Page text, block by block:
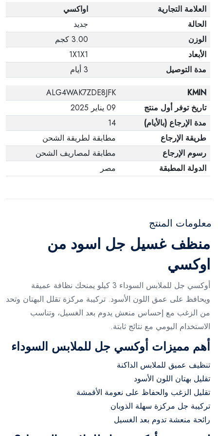
العلامة التجارية
اواكسي
الحالة
جديد
الوزن
3.00 كجم
الأبعاد
1X1X1
مدة التوصيل
3 أيام
KMIN
ALG4WAK7ZDE8JFK
تاريخ توفر أول منتج
09 يناير 2025
مدة الإرجاع (بالأيام)
14
طريقة الإرجاع
مطابقة لطريقة الشحن
رسوم الإرجاع
مطابقة لمصاريف الشحن
الدولة المطبقة
مصر
معلومات المنتج
منظف غسيل جل اسود من
اوكسي
أوكسي جل للملابس السوداء 3 كيلو يمنحك نظافة عميقة
ويحافظ على عمق اللون الأسود. تركيبة مركزة تقلل البهتان وتحد
من الزغب مع إحساس منعش يدوم بعد الغسيل، وتناسب
الاستخدام اليومي مع نتائج ثابتة.
أهم مميزات أوكسي جل للملابس السوداء
تنظيف عميق للملابس الداكنة
تقليل بهتان اللون الأسود
تقليل الزغب والحفاظ على نعومة الأقمشة
تركيبة جل مركزة سهلة الذوبان
رائحة منعشة تدوم بعد الغسيل